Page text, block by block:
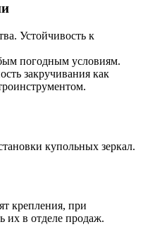
Устойчивость к
погодным условиям.
закручивания как
купольных зеркал.
крепления, при
их в отделе продаж.